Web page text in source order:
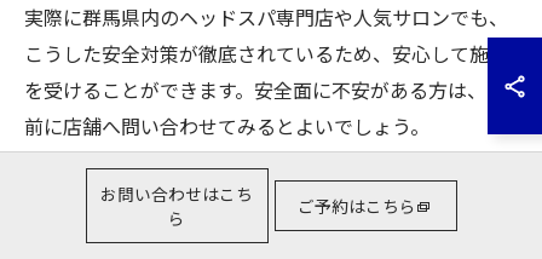
実際に群馬県内のヘッドスパ専門店や人気サロンでも、
こうした安全対策が徹底されているため、安心して施術
を受けることができます。安全面に不安がある方は、事
前に店舗へ問い合わせてみるとよいでしょう。
頭皮や髪への効果を実感するには
効果の種
お問い合わせはこち
ら
ご予約はこちら